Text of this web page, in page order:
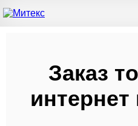
Заказ
интернет